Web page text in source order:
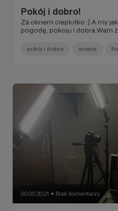
Pokój i dobro!
Za oknem cieplutko :) A my
pogodę, pokoju i dobra Wam
pokój i dobro wiosna
09.05.2021 ● Brak komentarzy